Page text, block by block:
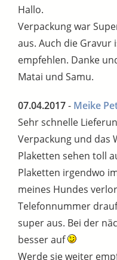
Hallo.
Verpackung war
aus. Auch die Gravur
empfehlen. Danke
Matai und Samu.
07.04.2017- Meike
Sehr schnelle
Verpackung und das
Plaketten sehen toll
Plaketten irgendwo
meines Hundes
Telefonnummer
super aus. Bei der
besser auf
Werde sie weiter